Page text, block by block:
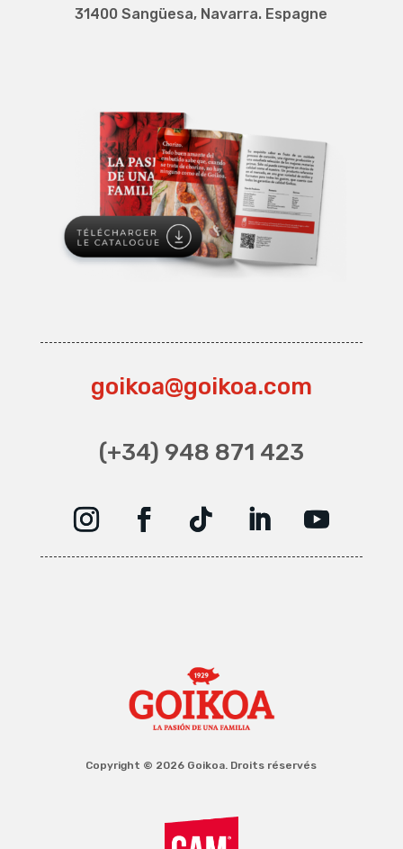
31400 Sangüesa, Navarra. Espagne
goikoa@goikoa.com
(+34) 948 871 423
Copyright © 2026 Goikoa. Droits réservés